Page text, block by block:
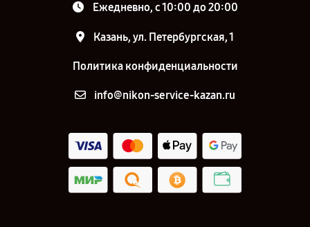
Ежедневно, с 10:00 до 20:00
Казань, ул. Петербургская, 1
Политика конфиденциальности
info@nikon-service-kazan.ru